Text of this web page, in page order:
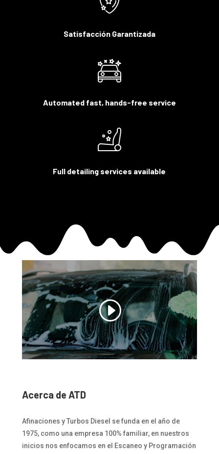
Satisfacción Garantizada
Automated fast, hands-free service
Full detailing services available
Acerca de ATD
Afinaciones y Turbos Diesel se funda en el año de
1975, como una empresa 100% familiar, en nuestros
inicios nos enfocamos en el Escaneo y Programación